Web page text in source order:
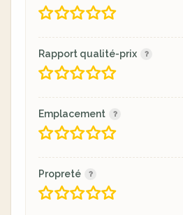
Rapport qualité-prix
Emplacement
Propreté